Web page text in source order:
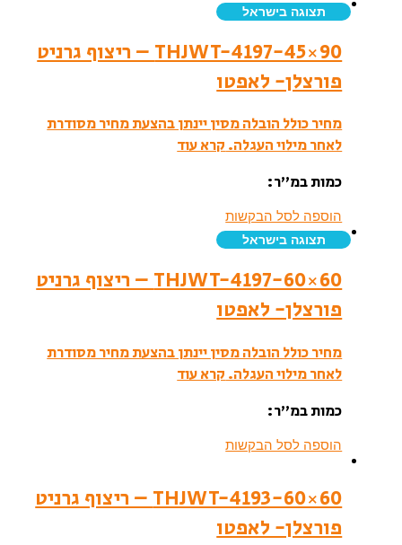
תצוגה בישראל
THJWT-4197-45×90 – ריצוף גרניט
פורצלן- לאפטו
מחיר כולל הובלה מסין יינתן בהצעת מחיר מסודרת
לאחר מילוי העגלה.קרא עוד
כמות במ”ר:
הוספה לסל הבקשות
תצוגה בישראל
THJWT-4197-60×60 – ריצוף גרניט
פורצלן- לאפטו
מחיר כולל הובלה מסין יינתן בהצעת מחיר מסודרת
לאחר מילוי העגלה. קרא עוד
כמות במ”ר:
הוספה לסל הבקשות
THJWT-4193-60×60 – ריצוף גרניט
פורצלן- לאפטו